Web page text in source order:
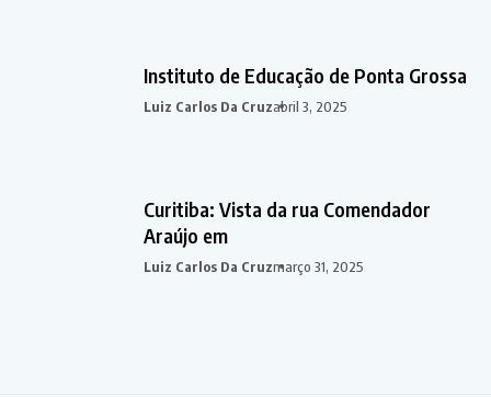
Instituto de Educação de Ponta Grossa
Luiz Carlos Da Cruzabril 3, 2025
Curitiba: Vista da rua Comendador
Araújo em
Luiz Carlos Da Cruzmarço 31, 2025